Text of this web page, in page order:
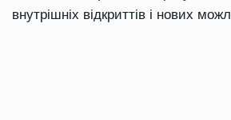
внутрішніх відкриттів і нових